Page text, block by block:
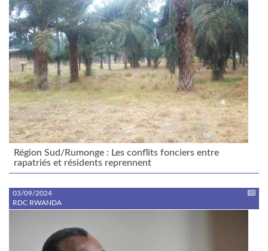
Région Sud/Rumonge : Les conflits fonciers entre
rapatriés et résidents reprennent
03/09/2024
RDC RWANDA